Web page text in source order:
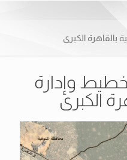
بالقاهرة الكبرى
وإدارة
الكبرى